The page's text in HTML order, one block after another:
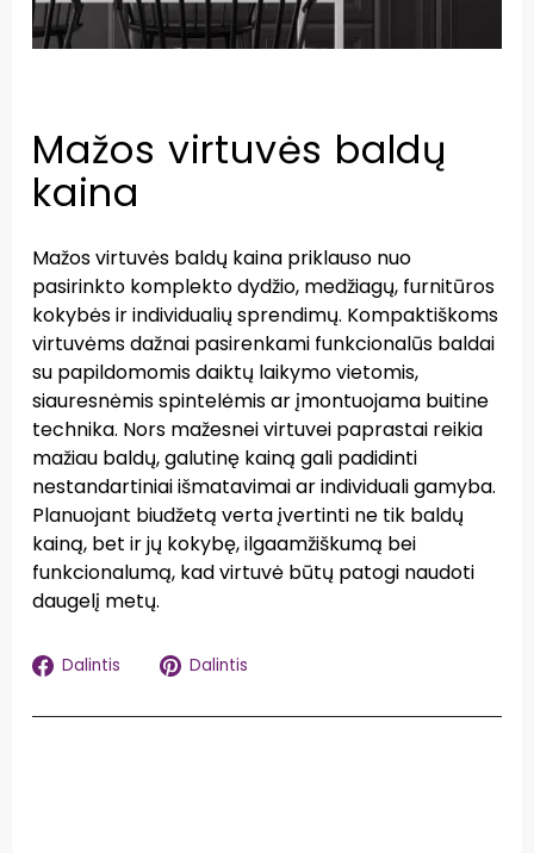
Mažos virtuvės baldų
kaina
Mažos virtuvės baldų kaina priklauso nuo
pasirinkto komplekto dydžio, medžiagų, furnitūros
kokybės ir individualių sprendimų. Kompaktiškoms
virtuvėms dažnai pasirenkami funkcionalūs baldai
su papildomomis daiktų laikymo vietomis,
siauresnėmis spintelėmis ar įmontuojama buitine
technika. Nors mažesnei virtuvei paprastai reikia
mažiau baldų, galutinę kainą gali padidinti
nestandartiniai išmatavimai ar individuali gamyba.
Planuojant biudžetą verta įvertinti ne tik baldų
kainą, bet ir jų kokybę, ilgaamžiškumą bei
funkcionalumą, kad virtuvė būtų patogi naudoti
daugelį metų.
Dalintis
DalintisDalintis